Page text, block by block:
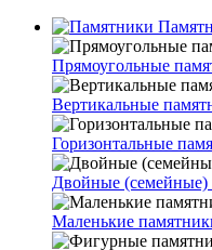
Прямоугольные
Вертикальные
Горизонтальные
Двойные (семейные)
Маленькие